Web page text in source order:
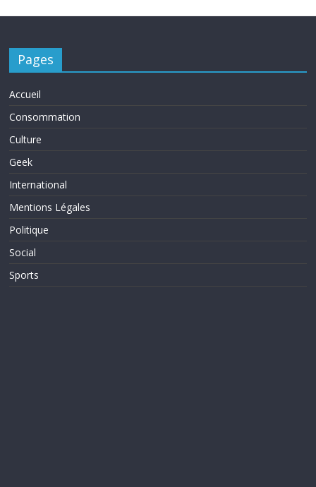
Pages
Accueil
Consommation
Culture
Geek
International
Mentions Légales
Politique
Social
Sports